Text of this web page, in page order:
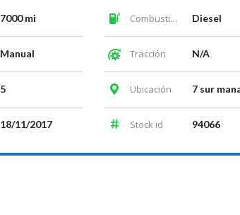
7000 mi Combustible Diesel
Manual Tracción N/A
5 Ubicación 7 sur
18/11/2017 Stock id 94066